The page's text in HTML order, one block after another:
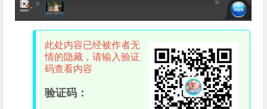
此处内容已经被作者无
情的隐藏，请输入验证
码查看内容
验证码：